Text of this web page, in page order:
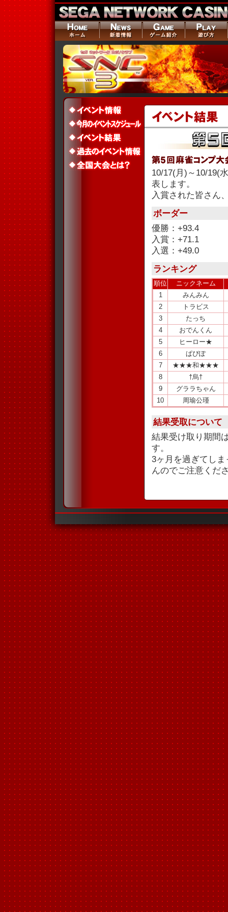
10/17(月)～10/19(
表します。
入賞された皆さん
ボーダー
優勝：+93.4
入賞：+71.1
入選：+49.0
ランキング
順位
ニックネーム
1
みんみん
2
トラビス
3
たっち
4
おでんくん
5
ヒーロー★
6
ぱぴぽ
7
★★★和★★★
8
†烏†
9
グララちゃん
10
周瑜公瑾
結果受取について
結果受け取り期間
す。
3ヶ月を過ぎてし
んのでご注意くだ